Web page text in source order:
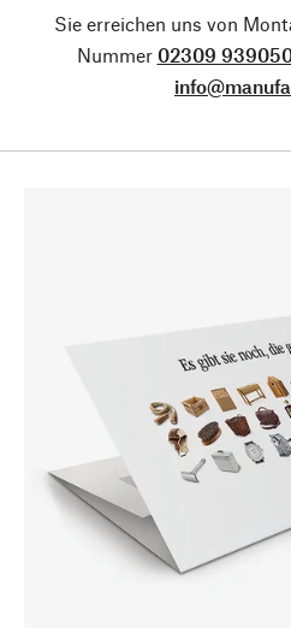
Sie erreichen uns von
Nummer 02309